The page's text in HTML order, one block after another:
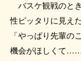
バスケ観戦のと
性ピッタリに見え
「やっぱり先輩の
機会がほしくて……